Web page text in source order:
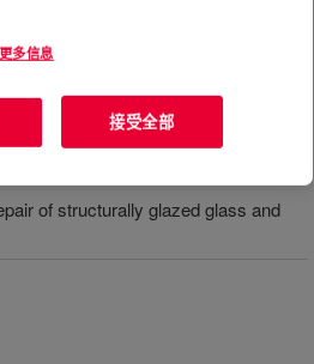
效益。
of structurally glazed glass and
多信息
接受全部